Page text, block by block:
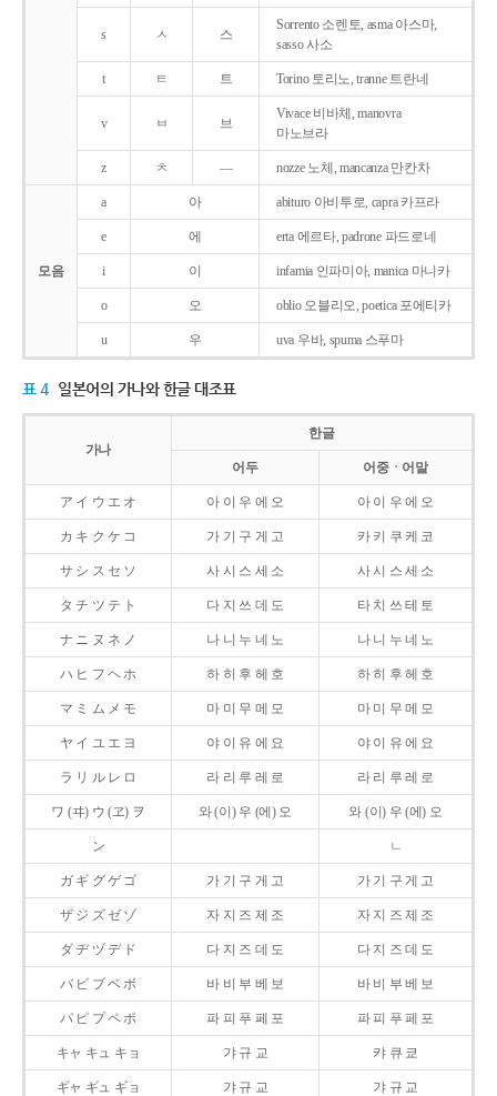
s ㅅ 스
Sorrento 소렌토, asma 아스마,
sasso 사소
t ㅌ 트 Torino 토리노, tranne 트란네
v ㅂ 브
Vivace 비바체, manovra
마노브라
z ㅊ ― nozze 노체, mancanza 만칸차
모음
a 아 abituro 아비투로, capra 카프라
e 에 erta 에르타, padrone 파드로네
i 이 infamia 인파미아, manica 마니카
o 오 oblio 오블리오, poetica 포에티카
u 우 uva 우바, spuma 스푸마
표 4 일본어의 가나와 한글 대조표
가나
한글
어두 어중ㆍ어말
ア イ ウ エ オ 아 이 우 에 오 아 이 우 에 오
カ キ ク ケ コ 가 기 구 게 고 카 키 쿠 케 코
サ シ ス セ ソ 사 시 스 세 소 사 시 스 세 소
タ チ ツ テ ト 다 지 쓰 데 도 타 치 쓰 테 토
ナ ニ ヌ ネ ノ 나 니 누 네 노 나 니 누 네 노
ハ ヒ フ ヘ ホ 하 히 후 헤 호 하 히 후 헤 호
マ ミ ム メ モ 마 미 무 메 모 마 미 무 메 모
ヤ イ ユ エ ヨ 야 이 유 에 요 야 이 유 에 요
ラ リ ル レ ロ 라 리 루 레 로 라 리 루 레 로
ワ (ヰ) ウ (ヱ) ヲ 와 (이) 우 (에) 오 와 (이) 우 (에) 오
ン ㄴ
ガ ギ グ ゲ ゴ 가 기 구 게 고 가 기 구 게 고
ザ ジ ズ ゼ ゾ 자 지 즈 제 조 자 지 즈 제 조
ダ ヂ ヅ デ ド 다 지 즈 데 도 다 지 즈 데 도
バ ビ ブ ベ ボ 바 비 부 베 보 바 비 부 베 보
パ ピ プ ペ ポ 파 피 푸 페 포 파 피 푸 페 포
キャ キュ キョ 갸 규 교 캬 큐 쿄
ギャ ギュ ギョ 갸 규 교 갸 규 교